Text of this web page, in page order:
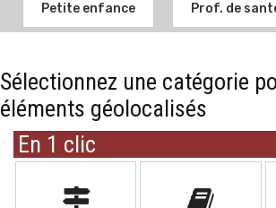
Petite enfance Prof. de
Sélectionnez une catégorie
éléments géolocalisés
En 1 clic